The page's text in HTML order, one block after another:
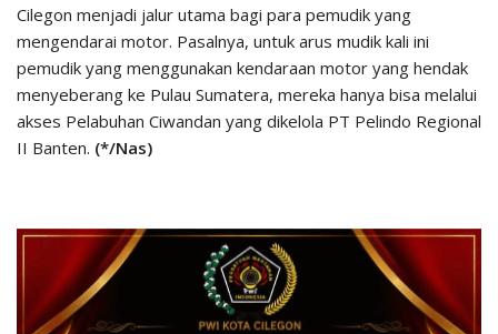
Cilegon menjadi jalur utama bagi para pemudik yang
mengendarai motor. Pasalnya, untuk arus mudik kali ini
pemudik yang menggunakan kendaraan motor yang hendak
menyeberang ke Pulau Sumatera, mereka hanya bisa melalui
akses Pelabuhan Ciwandan yang dikelola PT Pelindo Regional
II Banten. (*/Nas)